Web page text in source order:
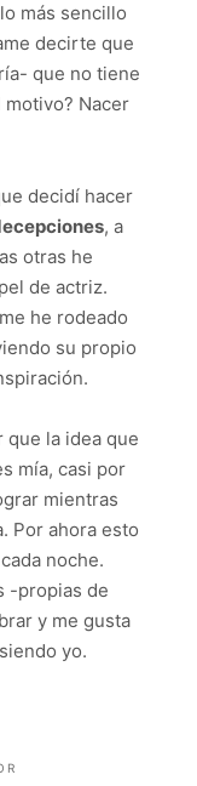
más sencillo
decirte que
que no tiene
Nacer
decidí hacer
, a
otras he
de actriz.
he rodeado
su propio
que la idea que
mía, casi por
mientras
Por ahora esto
noche.
-propias de
y me gusta
yo.